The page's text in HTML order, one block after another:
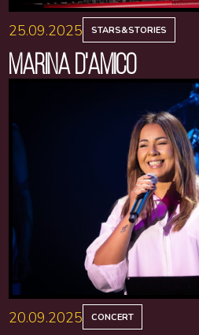
25.09.2025 STARS&STORIES
MARINA D'AMICO
20.09.2025 CONCERT